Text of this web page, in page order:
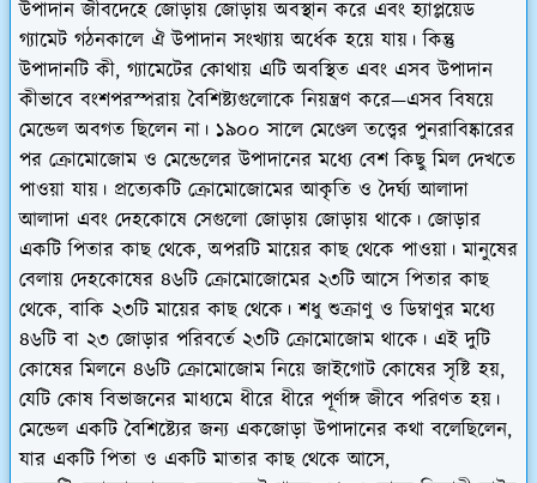
উপাদান জীবদেহে জোড়ায় জোড়ায় অবস্থান করে এবং হ্যাপ্লয়েড
গ্যামেট গঠনকালে ঐ উপাদান সংখ্যায় অর্ধেক হয়ে যায়। কিন্তু
উপাদানটি কী, গ্যামেটের কোথায় এটি অবস্থিত এবং এসব উপাদান
কীভাবে বংশপরস্পরায় বৈশিষ্ট্যগুলোকে নিয়ন্ত্রণ করে—এসব বিষয়ে
মেন্ডেল অবগত ছিলেন না। ১৯০০ সালে মেণ্ডেল তত্ত্বের পুনরাবিষ্কারের
পর ক্রোমোজোম ও মেন্ডেলের উপাদানের মধ্যে বেশ কিছু মিল দেখতে
পাওয়া যায়। প্রত্যেকটি ক্রোমোজোমের আকৃতি ও দৈর্ঘ্য আলাদা
আলাদা এবং দেহকোষে সেগুলো জোড়ায় জোড়ায় থাকে। জোড়ার
একটি পিতার কাছ থেকে, অপরটি মায়ের কাছ থেকে পাওয়া।মানুষের
বেলায় দেহকোষের ৪৬টি ক্রোমোজোমের ২৩টি আসে পিতার কাছ
থেকে, বাকি ২৩টি মায়ের কাছ থেকে। শধু শুক্রাণু ও ডিম্বাণুর মধ্যে
৪৬টি বা ২৩ জোড়ার পরিবর্তে ২৩টি ক্রোমোজোম থাকে। এই দুটি
কোষের মিলনে ৪৬টি ক্রোমোজোম নিয়ে জাইগোট কোষের সৃষ্টি হয়,
যেটি কোষ বিভাজনের মাধ্যমে ধীরে ধীরে পূর্ণাঙ্গ জীবে পরিণত হয়।
মেন্ডেল একটি বৈশিষ্ট্যের জন্য একজোড়া উপাদানের কথা বলেছিলেন,
যার একটি পিতা ও একটি মাতার কাছ থেকে আসে,